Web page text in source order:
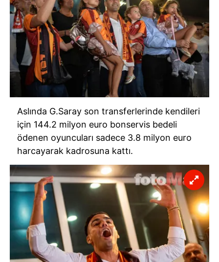
Aslında G.Saray son transferlerinde kendileri
için 144.2 milyon euro bonservis bedeli
ödenen oyuncuları sadece 3.8 milyon euro
harcayarak kadrosuna kattı.